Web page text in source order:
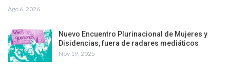
Ago 6, 2026
Nuevo Encuentro Plurinacional de Mujeres y
Disidencias, fuera de radares mediáticos
Nov 19, 2025